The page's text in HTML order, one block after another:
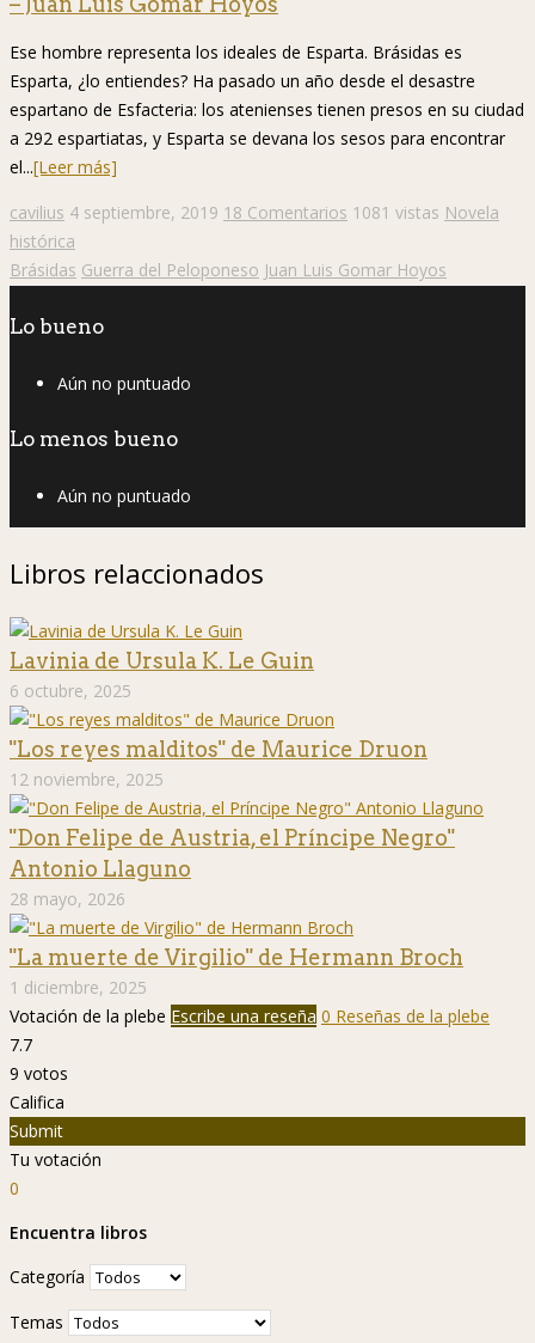
Ese hombre representa los ideales de Esparta. Brásidas es
Esparta, ¿lo entiendes? Ha pasado un año desde el desastre
espartano de Esfacteria: los atenienses tienen presos en su ciudad
a 292 espartiatas, y Esparta se devana los sesos para encontrar
el...[Leer más]
cavilius 4 septiembre, 2019 18 Comentarios 1081 vistas Novela
histórica
Brásidas Guerra del Peloponeso Juan Luis Gomar Hoyos
Lo bueno
Aún no puntuado
Lo menos bueno
Aún no puntuado
Libros relaccionados
Lavinia de Ursula K. Le Guin
6 octubre, 2025
"Los reyes malditos" de Maurice Druon
12 noviembre, 2025
"Don Felipe de Austria, el Príncipe Negro"
Antonio Llaguno
28 mayo, 2026
"La muerte de Virgilio" de Hermann Broch
1 diciembre, 2025
Votación de la plebe Escribe una reseña 0 Reseñas de la plebe
7.7
9 votos
Califica
Submit
Tu votación
0
Encuentra libros
Categoría
Temas